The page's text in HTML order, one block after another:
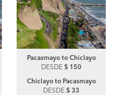
Pacasmayo to Chiclayo
DESDE $ 150
Chiclayo to Pacasmayo
DESDE $ 33